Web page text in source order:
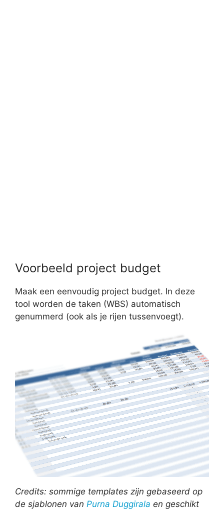
Voorbeeld project budget
Maak een eenvoudig project budget. In deze
tool worden de taken (WBS) automatisch
genummerd (ook als je rijen tussenvoegt).
Credits: sommige templates zijn gebaseerd op
de sjablonen van Purna Duggirala en geschikt